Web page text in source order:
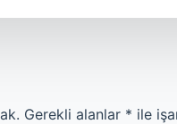
Gerekli alanlar * ile